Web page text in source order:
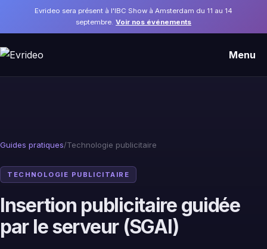
Evrideo sera présent à l'IBC Show à Amsterdam du 11 au 14
septembre. Voir nos événements
Menu
Guides pratiques/Technologie publicitaire
TECHNOLOGIE PUBLICITAIRE
Insertion publicitaire guidée
par le serveur (SGAI)